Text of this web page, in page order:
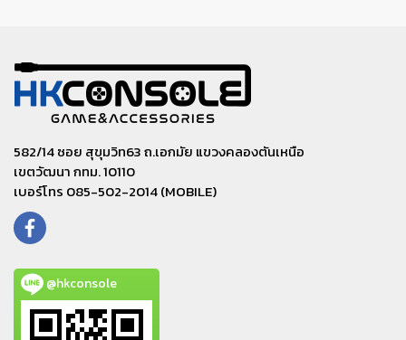
582/14 ซอย สุขุมวิท63 ถ.เอกมัย แขวงคลองตันเหนือ
เขตวัฒนา กทม. 10110
เบอร์โทร 085-502-2014 (MOBILE)
@hkconsole